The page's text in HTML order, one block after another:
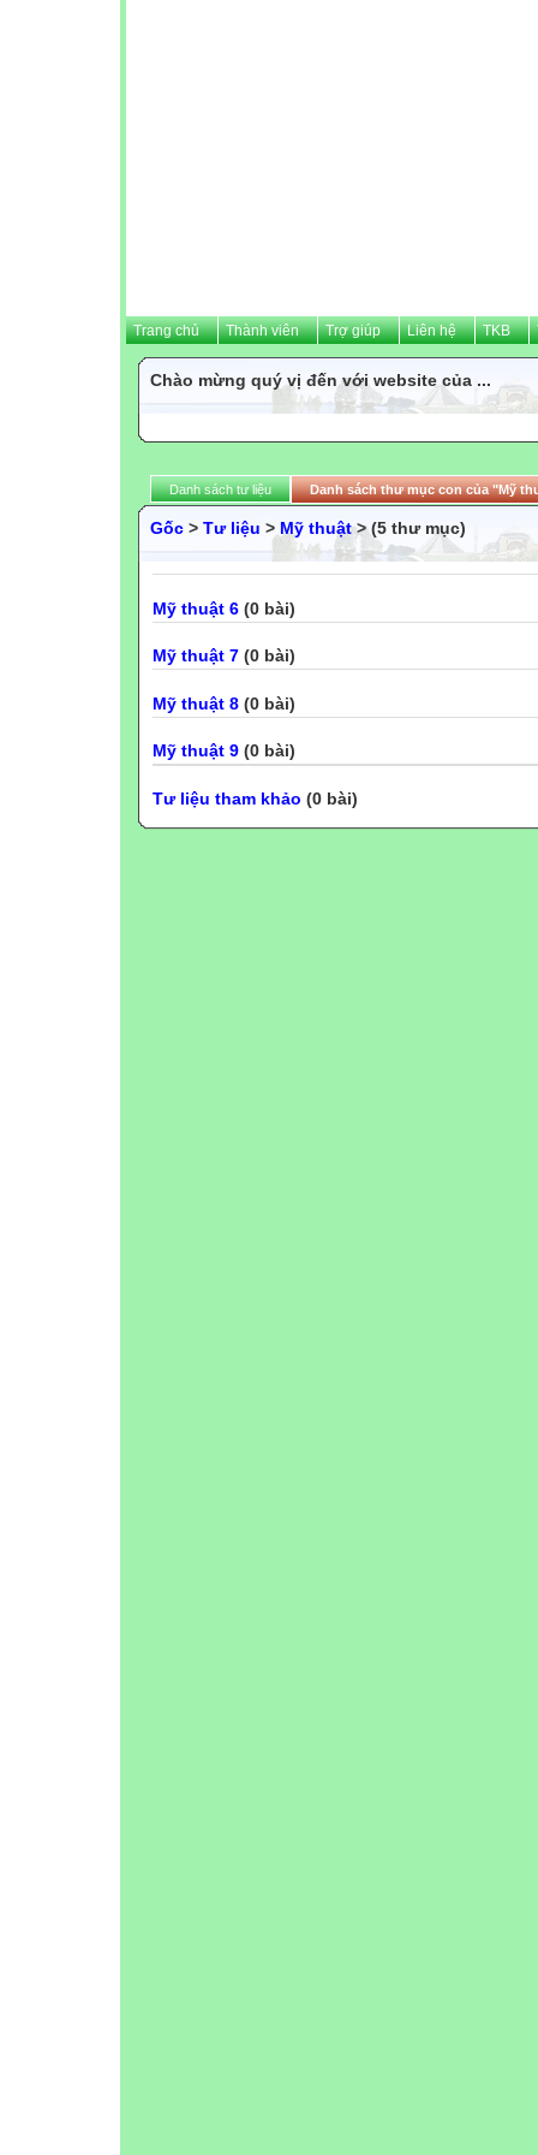
Trang chủ Thành viên Trợ giúp Liên hệ TKB
Chào mừng quý vị đến với website của ...
Danh sách tư liệu Danh sách thư mục con của "Mỹ
Gốc > Tư liệu > Mỹ thuật> (5 thư mục)
Mỹ thuật 6 (0 bài)
Mỹ thuật 7 (0 bài)
Mỹ thuật 8 (0 bài)
Mỹ thuật 9 (0 bài)
Tư liệu tham khảo (0 bài)